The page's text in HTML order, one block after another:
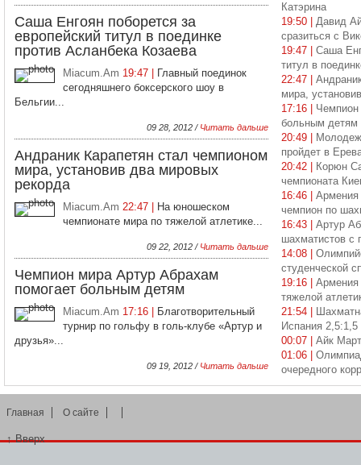
Саша Енгоян поборется за
европейский титул в поединке
против Асланбека Козаева
Miacum.Am 19:47 |
Главный поединок
сегодняшнего боксерского шоу в
Бельгии...
09 28, 2012 / Читать дальше
Андраник Карапетян стал чемпионом
мира, установив два мировых
рекорда
Miacum.Am 22:47 |
На юношеском
чемпионате мира по тяжелой атлетике...
09 22, 2012 / Читать дальше
Чемпион мира Артур Абрахам
помогает больным детям
Miacum.Am 17:16 |
Благотворительный
турнир по гольфу в голь-клубе «Артур и
друзья»...
09 19, 2012 / Читать дальше
Катэрина
19:50 | Давид
сразиться с
19:47 | Саша
титул в
22:47 |
мира,
17:16 | Чемпион
больным детям
20:49 |
пройдет в
20:42 |
Корюн
чемпионата
16:46 | Армения
чемпион по
16:43 | Артур
шахматистов с
14:08 |
студенческой
19:16 | Армения
тяжелой
21:54 |
Испания 2,5:1,5
00:07 | Айк
01:06 |
очередного
Главная О сайте
↑Вверх